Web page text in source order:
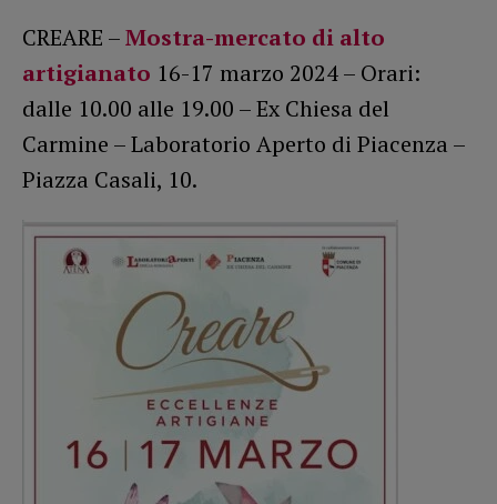
CREARE –Mostra-mercato di alto
artigianato 16-17 marzo 2024 – Orari:
dalle 10.00 alle 19.00 – Ex Chiesa del
Carmine – Laboratorio Aperto di Piacenza –
Piazza Casali, 10.